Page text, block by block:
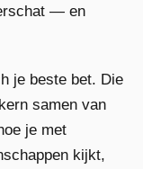
— en
je beste bet. Die
samen van
je met
kijkt,